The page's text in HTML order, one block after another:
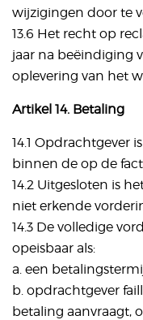
wijzigingen door te
13.6 Het recht op
jaar na beëindiging
oplevering van het
Artikel 14. Betaling
14.1 Opdrachtgever
binnen de op de
14.2 Uitgesloten is
niet erkende
14.3 De volledige
opeisbaar als:
a. een
b. opdrachtgever
betaling aanvraagt,